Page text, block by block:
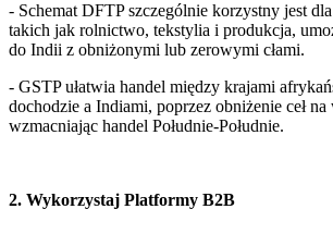
- Schemat DFTP szczególnie korzystny jest
takich jak rolnictwo, tekstylia i produkcja,
do Indii z obniżonymi lub zerowymi cłami.
- GSTP ułatwia handel między krajami
dochodzie a Indiami, poprzez obniżenie ceł
wzmacniając handel Południe-Południe.
2. Wykorzystaj Platformy B2B